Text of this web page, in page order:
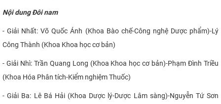
Nội dung Đôi nam
- Giải Nhất: Võ Quốc Ánh (Khoa Bào chế-Công nghệ Dược phẩm)-Lý
Công Thành (Khoa Khoa học cơ bản)
- Giải Nhì: Trần Quang Long (Khoa Khoa học cơ bản)-Phạm Đình Triều
(Khoa Hóa Phân tích-Kiểm nghiệm Thuốc)
- Giải Ba: Lê Bá Hải (Khoa Dược lý-Dược Lâm sàng)-Nguyễn Tứ Sơn